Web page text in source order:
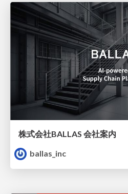
株式会社BALLAS 会社案内
ballas_inc